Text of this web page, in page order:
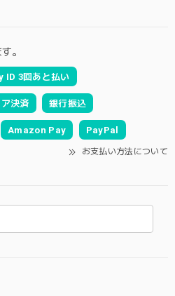
。
ID 3回あと払い
決済 銀行振込
Amazon Pay PayPal
お支払い方法について